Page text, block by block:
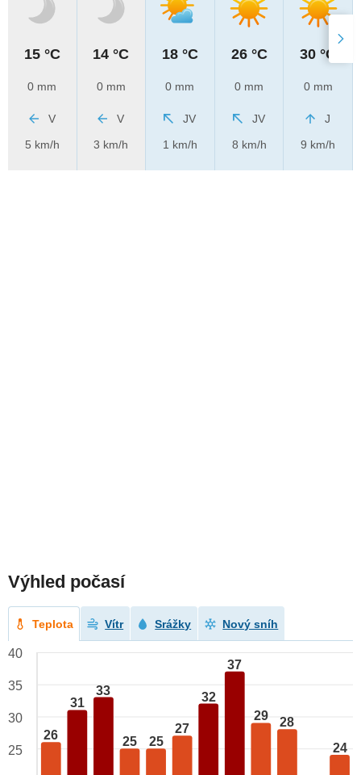
15 °C
0 mm
V
5 km/h
14 °C
0 mm
V
3 km/h
18 °C
0 mm
JV
1 km/h
26 °C
0 mm
JV
8 km/h
30 °C
0 mm
J
9 km/h
Výhled počasí
Teplota Vítr Srážky Nový sníh
26
31
33
25 25
27
32
37
29 28
24
40
35
30
25